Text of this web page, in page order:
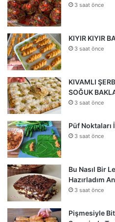
3 saat önce
KIYIR KIYIR
3 saat önce
KIVAMLI
SOĞUK
3 saat önce
Püf Noktaları
3 saat önce
Bu Nasıl Bir
Hazırladım
3 saat önce
Pişmesiyle